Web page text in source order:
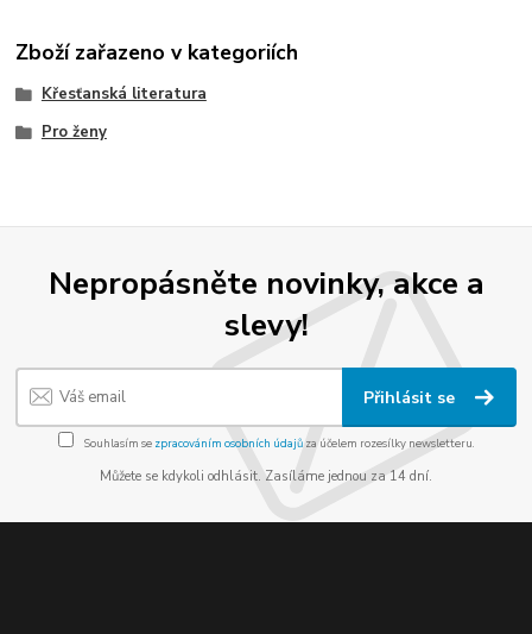
Zboží zařazeno v kategoriích
Křesťanská literatura
Pro ženy
Nepropásněte novinky, akce a
slevy!
Přihlásit se
Souhlasím se zpracováním osobních údajůza účelem rozesílky newsletteru.
Můžete se kdykoli odhlásit. Zasíláme jednou za 14 dní.